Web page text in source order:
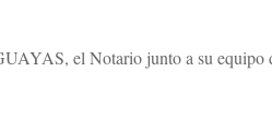
el Notario junto a su equipo